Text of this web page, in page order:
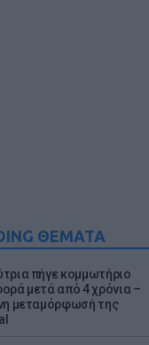
ΘΕΜΑΤΑ
πήγε κομμωτήριο
μετά από 4 χρόνια –
μεταμόρφωσή της